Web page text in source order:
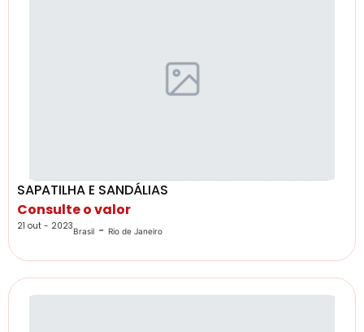
SAPATILHA E SANDÁLIAS
Consulte o valor
21 out - 2023Brasil - Rio de Janeiro